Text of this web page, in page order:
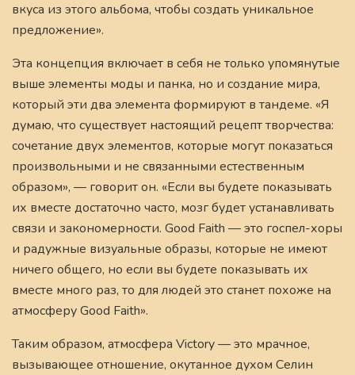
вкуса из этого альбома, чтобы создать уникальное
предложение».
Эта концепция включает в себя не только упомянутые
выше элементы моды и панка, но и создание мира,
который эти два элемента формируют в тандеме. «Я
думаю, что существует настоящий рецепт творчества:
сочетание двух элементов, которые могут показаться
произвольными и не связанными естественным
образом», — говорит он. «Если вы будете показывать
их вместе достаточно часто, мозг будет устанавливать
связи и закономерности. Good Faith — это госпел-хоры
и радужные визуальные образы, которые не имеют
ничего общего, но если вы будете показывать их
вместе много раз, то для людей это станет похоже на
атмосферу Good Faith».
Таким образом, атмосфера Victory — это мрачное,
вызывающее отношение, окутанное духом Селин